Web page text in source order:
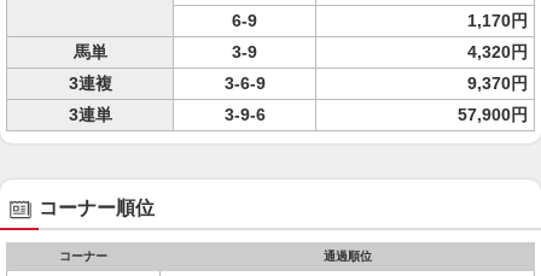
6-9
1,170円
馬単
3-9
4,320円
3連複
3-6-9
9,370円
3連単
3-9-6 57,900円
コーナー順位
コーナー 通過順位